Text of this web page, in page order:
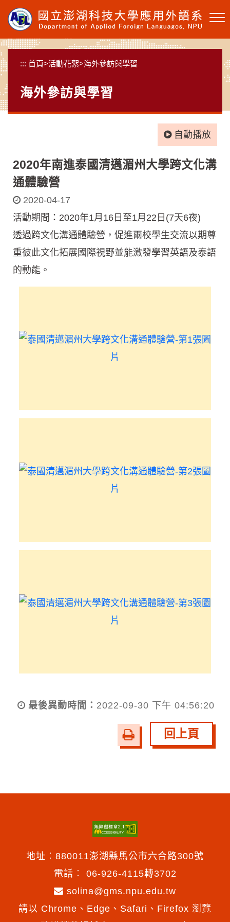
要
內
容
塊
::: 首頁>活動花絮>海外參訪與學習
海外參訪與學習
自動播放
2020年南進泰國清邁湄州大學跨文化溝
通體驗營
2020-04-17
活動期間：2020年1月16日至1月22日(7天6夜)
透過跨文化溝通體驗營，促進兩校學生交流以期尊
重彼此文化拓展國際視野並能激發學習英語及泰語
的動能。
最後異動時間： 2022-09-30 下午 04:56:20
友
善
回上頁
地址︰880011澎湖縣馬公市六合路300號
電話︰ 06-926-4115轉3702
solina@gms.npu.edu.tw
請以 Chrome、Edge、Safari、Firefox 瀏覽